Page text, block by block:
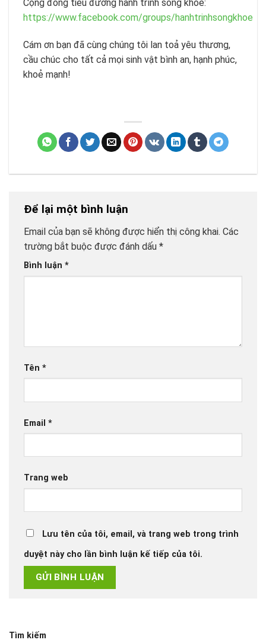
Cộng đồng tiểu đường hành trình sống khoẻ:
https://www.facebook.com/groups/hanhtrinhsongkhoe
Cám ơn bạn đã cùng chúng tôi lan toả yêu thương,
cầu chúc cho tất cả mọi sinh vật bình an, hạnh phúc,
khoẻ mạnh!
Để lại một bình luận
Email của bạn sẽ không được hiển thị công khai. Các
trường bắt buộc được đánh dấu *
Bình luận *
Tên *
Email *
Trang web
Lưu tên của tôi, email, và trang web trong trình
duyệt này cho lần bình luận kế tiếp của tôi.
Tìm kiếm